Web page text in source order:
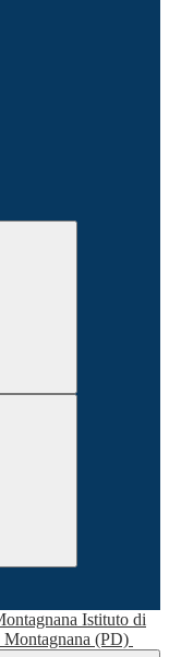
Istituto di
Montagnana (PD)